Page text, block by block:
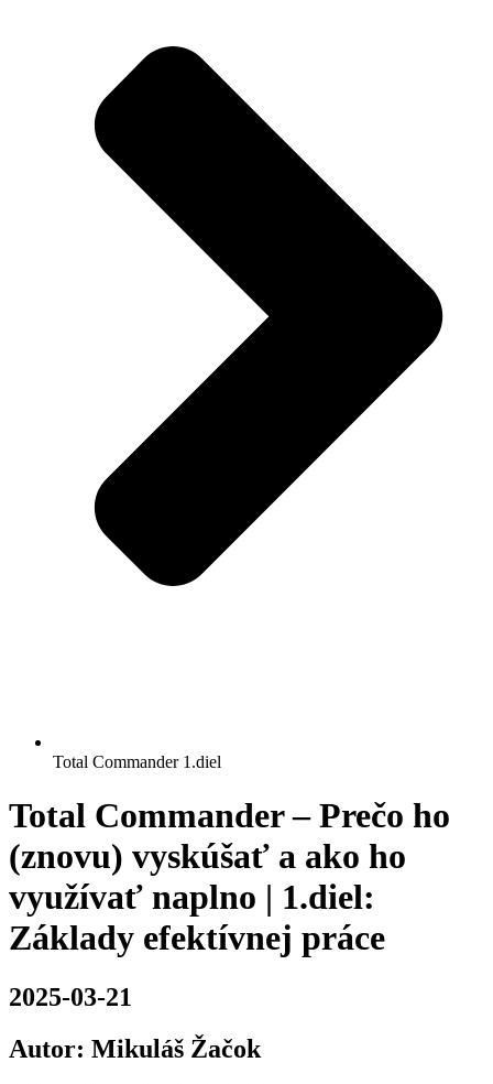
Total Commander 1.diel
Total Commander – Prečo ho
(znovu) vyskúšať a ako ho
využívať naplno | 1.diel:
Základy efektívnej práce
2025-03-21
Autor: Mikuláš Žačok